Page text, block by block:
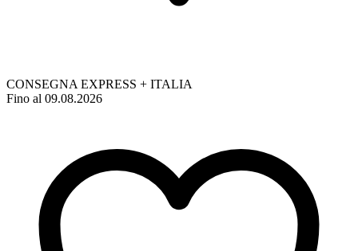
CONSEGNA EXPRESS + ITALIA
Fino al 09.08.2026